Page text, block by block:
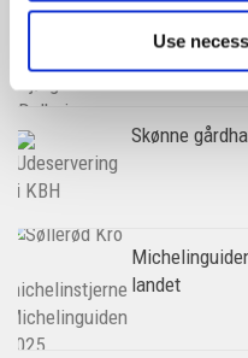
Use
Guide: På
mad og
Skønne
landet